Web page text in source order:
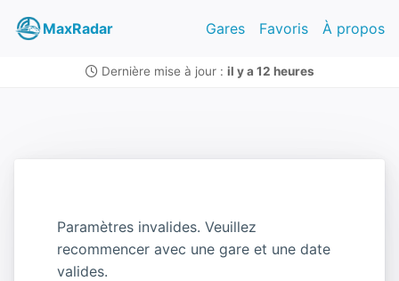
MaxRadar Gares Favoris À propos
Dernière mise à jour : il y a 12 heures
Paramètres invalides. Veuillez
recommencer avec une gare et une date
valides.